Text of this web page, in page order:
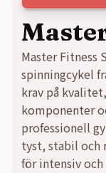
priset
var:
priset
är:
Master Fitness
spinningcykel
krav på
komponenter
professionell
tyst, stabil och
för intensiv